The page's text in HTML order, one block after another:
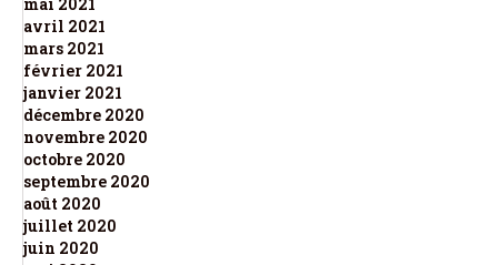
avril 2021
mars 2021
février 2021
janvier 2021
décembre 2020
novembre 2020
octobre 2020
septembre 2020
août 2020
juillet 2020
juin 2020